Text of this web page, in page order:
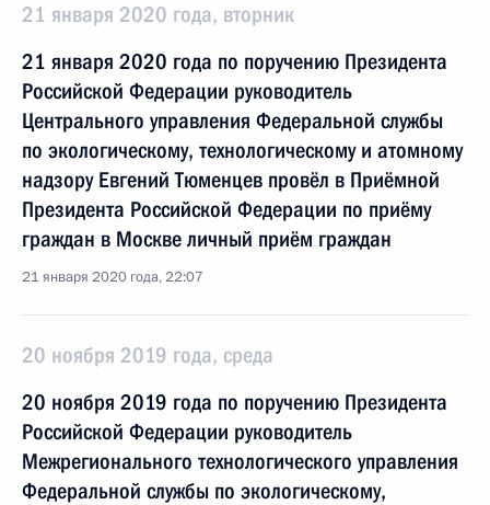
21 января 2020 года, вторник
21 января 2020 года по поручению Президента
Российской Федерации руководитель
Центрального управления Федеральной службы
по экологическому, технологическому и атомному
надзору Евгений Тюменцев провёл в Приёмной
Президента Российской Федерации по приёму
граждан в Москве личный приём граждан
21 января 2020 года, 22:07
20 ноября 2019 года, среда
20 ноября 2019 года по поручению Президента
Российской Федерации руководитель
Межрегионального технологического управления
Федеральной службы по экологическому,